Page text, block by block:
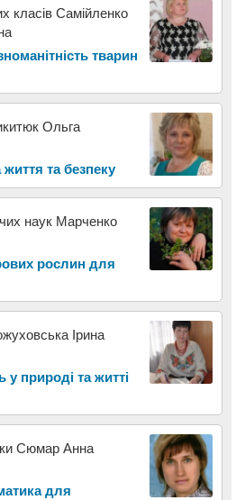
класів Самійленко
тварин
Ольга
та безпеку
наук Марченко
рослин для
Ірина
у природі та житті
Сюмар Анна
для